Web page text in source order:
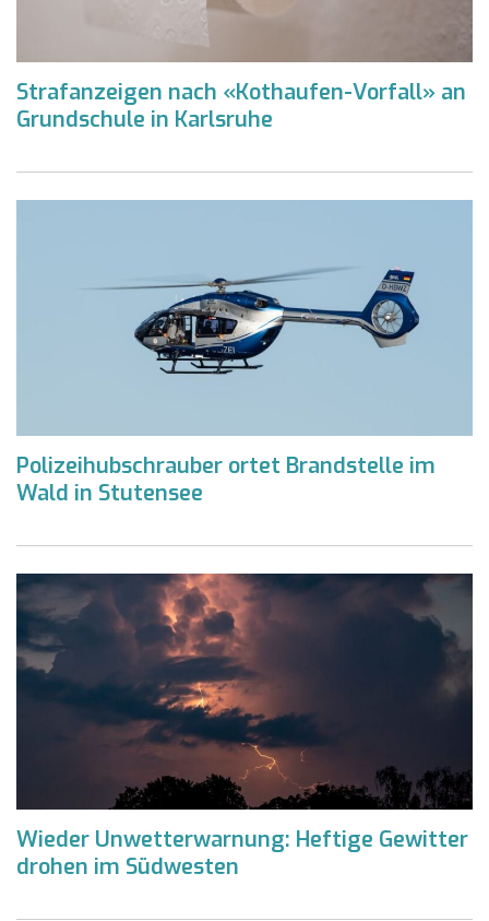
Strafanzeigen nach «Kothaufen-Vorfall» an
Grundschule in Karlsruhe
Polizeihubschrauber ortet Brandstelle im
Wald in Stutensee
Wieder Unwetterwarnung: Heftige Gewitter
drohen im Südwesten